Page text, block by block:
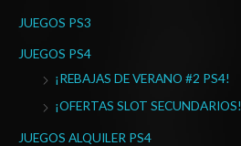
JUEGOS PS3
JUEGOS PS4
¡REBAJAS DE VERANO #2 PS4!
¡OFERTAS SLOT SECUNDARIOS!
JUEGOS ALQUILER PS4